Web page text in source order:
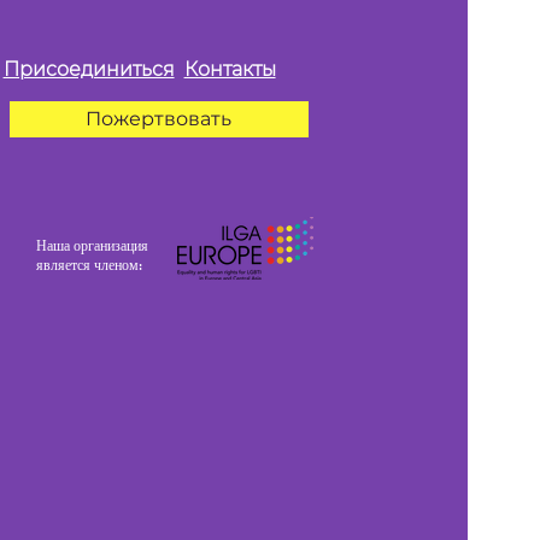
Присоединиться Контакты
Пожертвовать
Наша организация
является членом: